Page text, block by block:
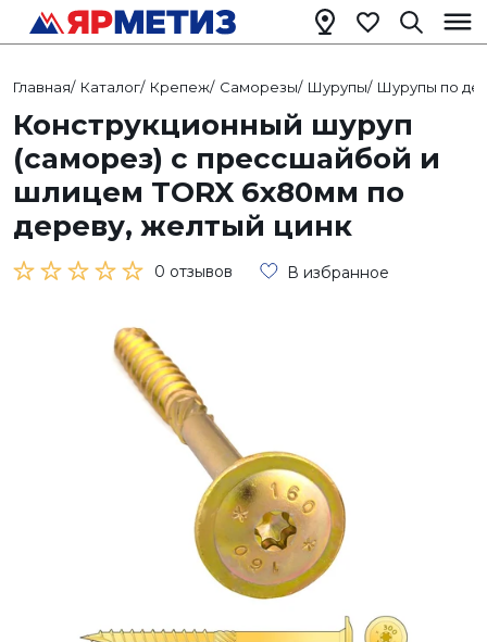
Главная/ Каталог/ Крепеж/ Саморезы/ Шурупы/ Шурупы по
Конструкционный шуруп
(саморез) с прессшайбой и
шлицем TORX 6х80мм по
дереву, желтый цинк
0 отзывов В избранное